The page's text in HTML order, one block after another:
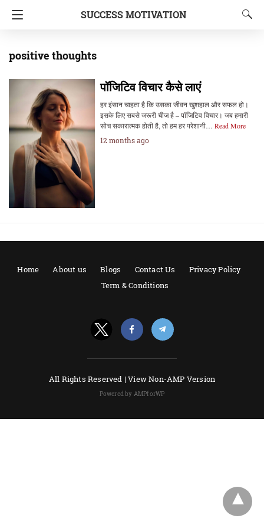
SUCCESS MOTIVATION
positive thoughts
पॉजिटिव विचार कैसे लाएं
हर इंसान चाहता है कि उसका जीवन खुशहाल और सफल हो।
इसके लिए सबसे जरूरी चीज है – पॉजिटिव विचार। जब हमारी
सोच सकारात्मक होती है, तो हम हर परेशानी… Read More
12 months ago
Home About us Blogs Contact Us
Privacy Policy
Term & Conditions
All Rights Reserved |View Non-AMP Version
Powered by AMPforWP